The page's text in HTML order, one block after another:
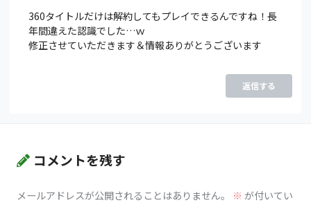
360タイトルだけは解約してもプレイできるんですね！長
年間違えた認識でした…ｗ
修正させていただきます＆情報ありがとうございます
返信する
コメントを残す
メールアドレスが公開されることはありません。 ※ が付いてい